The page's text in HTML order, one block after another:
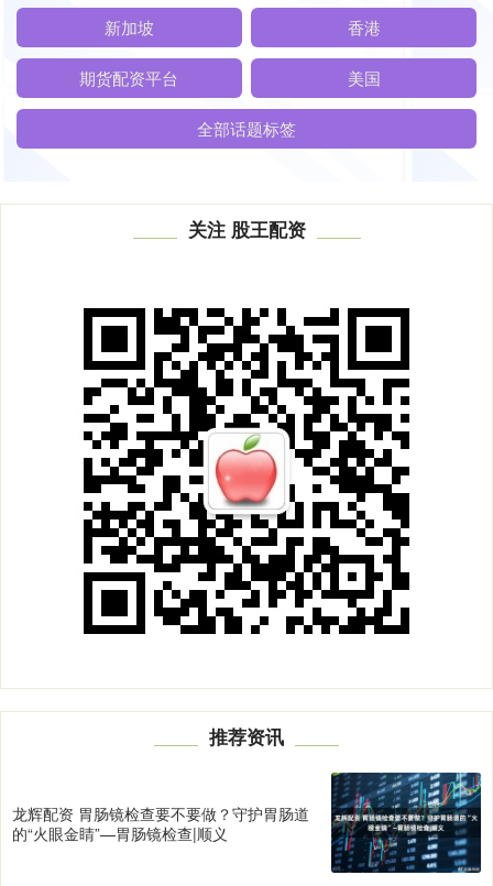
新加坡 香港
期货配资平台 美国
全部话题标签
关注 股王配资
推荐资讯
龙辉配资 胃肠镜检查要不要做？守护胃肠道
的“火眼金睛”—胃肠镜检查|顺义